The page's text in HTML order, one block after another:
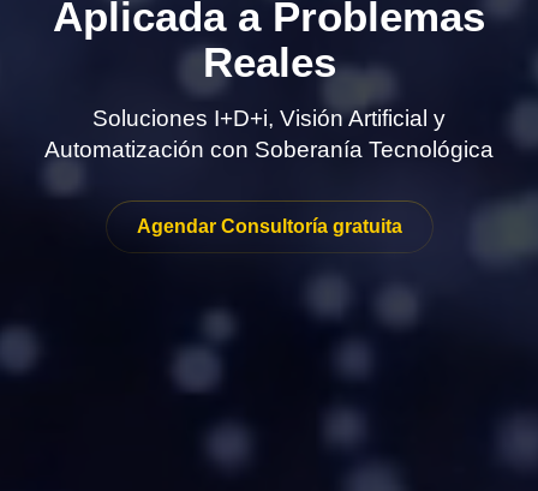
Aplicada a Problemas
Reales
Soluciones I+D+i, Visión Artificial y
Automatización con Soberanía Tecnológica
Agendar Consultoría gratuita